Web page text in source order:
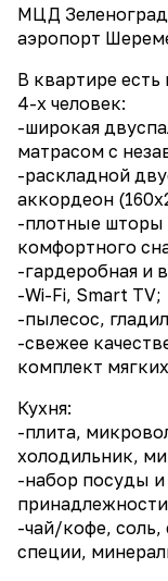
МЦД
аэропорт
В квартире
4-х человек:
-широкая
матрасом с
-раскладной
аккордеон
-плотные шторы
комфортного
-гардеробная и
-Wi-Fi, Smаrt ТV;
-пылесос,
-свежее
комплект
Кухня:
-плита,
холодильник,
-набор посуды
-чай/кофе, соль,
специи,